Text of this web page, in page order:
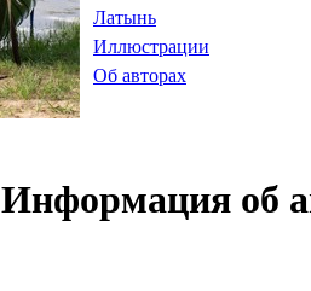
Латынь
Иллюстрации
Об авторах
Информация об